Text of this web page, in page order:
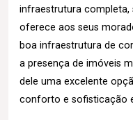
infraestrutura completa,
oferece aos seus
boa infraestrutura de
a presença de imóveis
dele uma excelente
conforto e sofisticação